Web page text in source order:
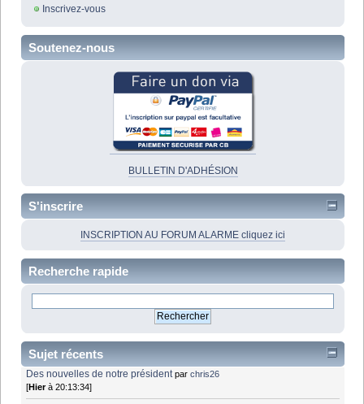
Inscrivez-vous
Soutenez-nous
BULLETIN D'ADHÉSION
S'inscrire
INSCRIPTION AU FORUM ALARME cliquez ici
Recherche rapide
Sujet récents
Des nouvelles de notre président parchris26
[Hierà 20:13:34]